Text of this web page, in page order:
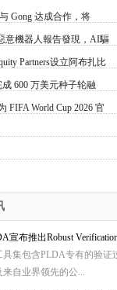
美
Gong 达成合作，将
AI 引入 Boo
意機器人報告發現，AI驅
人攻擊激
Partners设立阿布扎比
成 600 万美元种子轮融
重塑 AI
FIFA World Cup 2026 官
宣布推出Robust
具集包含PLDA专有的验证
来自业界领先的公...